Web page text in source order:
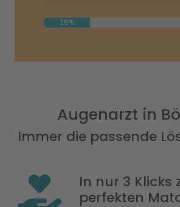
25%
Augenarzt in
Immer die passende
In nur 3 Klicks
perfekten